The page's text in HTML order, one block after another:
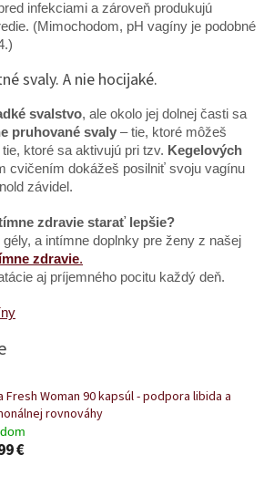
infekciami a zároveň produkujú
(Mimochodom, pH vagíny je podobné
svaly. A nie hocijaké.
svalstvo, ale okolo jej dolnej časti sa
pruhované svaly – tie, ktoré môžeš
ktoré sa aktivujú pri tzv. Kegelových
cvičením dokážeš posilniť svoju vagínu
závidel.
zdravie starať lepšie?
a intímne doplnky pre ženy z našej
zdravie.
aj príjemného pocitu každý deň.
Fresh Woman 90 kapsúl - podpora libida a
rovnováhy
€